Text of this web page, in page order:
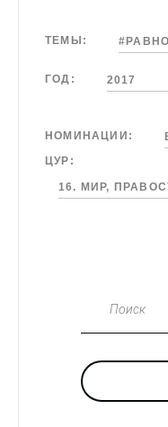
ТЕМЫ:
ГОД: 2017
НОМИНАЦИИ:
ЦУР:
16. МИР,
Поиск